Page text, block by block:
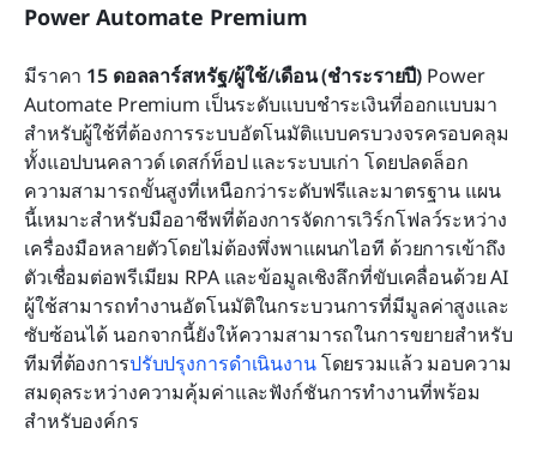
Power Automate Premium
มีราคา 15 ดอลลาร์สหรัฐ/ผู้ใช้/เดือน (ชำระรายปี) Power
Automate Premium เป็นระดับแบบชำระเงินที่ออกแบบมา
สำหรับผู้ใช้ที่ต้องการระบบอัตโนมัติแบบครบวงจรครอบคลุม
ทั้งแอปบนคลาวด์ เดสก์ท็อป และระบบเก่า โดยปลดล็อก
ความสามารถขั้นสูงที่เหนือกว่าระดับฟรีและมาตรฐาน แผน
นี้เหมาะสำหรับมืออาชีพที่ต้องการจัดการเวิร์กโฟลว์ระหว่าง
เครื่องมือหลายตัวโดยไม่ต้องพึ่งพาแผนกไอที ด้วยการเข้าถึง
ตัวเชื่อมต่อพรีเมียม RPA และข้อมูลเชิงลึกที่ขับเคลื่อนด้วย AI
ผู้ใช้สามารถทำงานอัตโนมัติในกระบวนการที่มีมูลค่าสูงและ
ซับซ้อนได้ นอกจากนี้ยังให้ความสามารถในการขยายสำหรับ
ทีมที่ต้องการปรับปรุงการดำเนินงาน โดยรวมแล้ว มอบความ
สมดุลระหว่างความคุ้มค่าและฟังก์ชันการทำงานที่พร้อม
สำหรับองค์กร